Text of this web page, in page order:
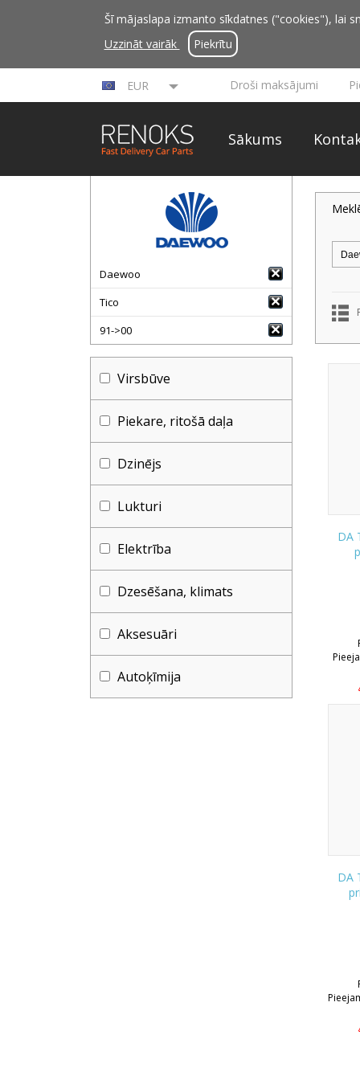
Šī mājaslapa izmanto sīkdatnes ("cookies"), lai
Uzzināt vairāk
Piekrītu
EUR Droši maksājumi
Sākums
Daewoo
Tico
91->00
Virsbūve
Piekare, ritošā daļa
Dzinējs
Lukturi
Elektrība
Dzesēšana, klimats
Aksesuāri
Autoķīmija
DA
DA